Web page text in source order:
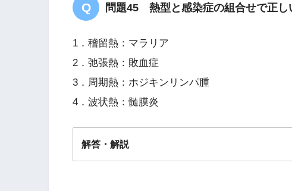
問題45 熱型と感染症の組合せで正し
1．稽留熱：マラリア
2．弛張熱：敗血症
3．周期熱：ホジキンリンパ腫
4．波状熱：髄膜炎
解答・解説